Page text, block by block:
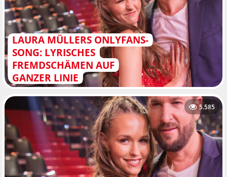
LAURA MÜLLERS ONLYFANS-
SONG: LYRISCHES
FREMDSCHÄMEN AUF
GANZER LINIE
5.585